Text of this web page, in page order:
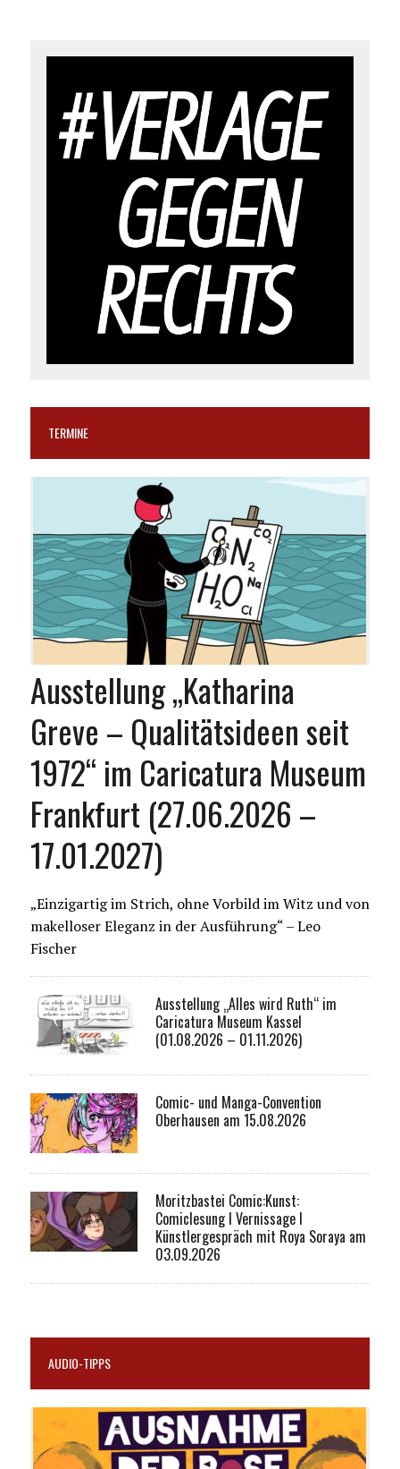
TERMINE
Ausstellung „Katharina
Greve – Qualitätsideen seit
1972“ im Caricatura Museum
Frankfurt (27.06.2026 –
17.01.2027)
„Einzigartig im Strich, ohne Vorbild im Witz und von
makelloser Eleganz in der Ausführung“ – Leo
Fischer
Ausstellung „Alles wird Ruth“ im
Caricatura Museum Kassel
(01.08.2026 – 01.11.2026)
Comic- und Manga-Convention
Oberhausen am 15.08.2026
Moritzbastei Comic:Kunst:
Comiclesung I Vernissage I
Künstlergespräch mit Roya Soraya am
03.09.2026
AUDIO-TIPPS